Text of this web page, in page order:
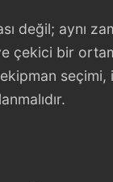
değil; aynı
çekici bir
ekipman